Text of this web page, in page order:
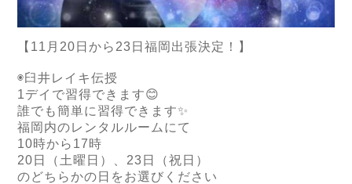
【 11 月 20 日から 23 日福岡出張決定！】
◉臼井レイキ伝授
1デイで習得できます😊
誰でも簡単に習得できます✨
福岡内のレンタルルームにて
10時から 17時
20 日（土曜日）、 23 日（祝日）
のどちらかの日をお選びください